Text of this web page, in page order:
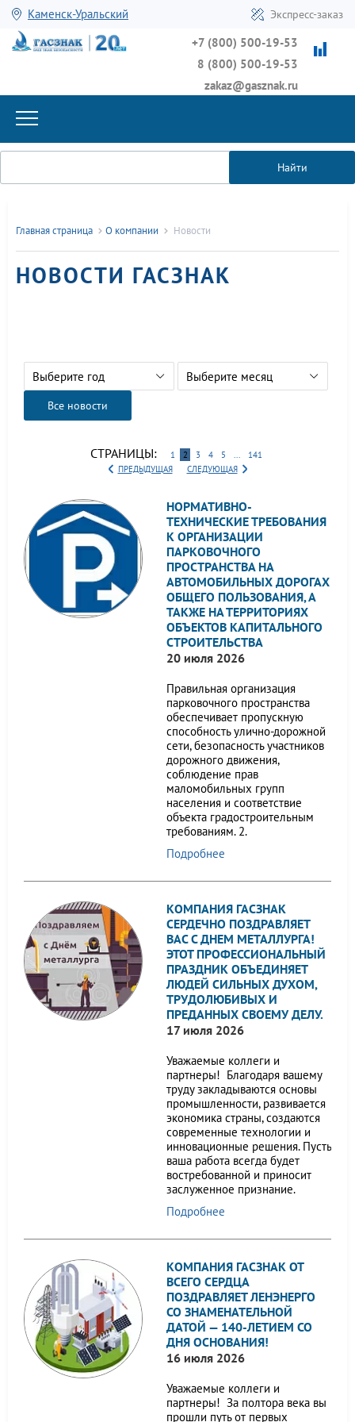
Каменск-Уральский Экспресс-заказ
+7 (800) 500-19-53
8 (800) 500-19-53
zakaz@gasznak.ru
Найти
Главная страница О компании Новости
НОВОСТИ ГАСЗНАК
Выберите год Выберите месяц
Все новости
СТРАНИЦЫ: 1 2 3 4 5 ...
141
ПРЕДЫДУЩАЯ
СЛЕДУЮЩАЯ
НОРМАТИВНО-
ТЕХНИЧЕСКИЕ ТРЕБОВАНИЯ
К ОРГАНИЗАЦИИ
ПАРКОВОЧНОГО
ПРОСТРАНСТВА НА
АВТОМОБИЛЬНЫХ ДОРОГАХ
ОБЩЕГО ПОЛЬЗОВАНИЯ, А
ТАКЖЕ НА ТЕРРИТОРИЯХ
ОБЪЕКТОВ КАПИТАЛЬНОГО
СТРОИТЕЛЬСТВА
20 июля 2026
Правильная организация
парковочного пространства
обеспечивает пропускную
способность улично-дорожной
сети, безопасность участников
дорожного движения,
соблюдение прав
маломобильных групп
населения и соответствие
объекта градостроительным
требованиям. 2.
Подробнее
КОМПАНИЯ ГАСЗНАК
СЕРДЕЧНО ПОЗДРАВЛЯЕТ
ВАС С ДНЕМ МЕТАЛЛУРГА!
ЭТОТ ПРОФЕССИОНАЛЬНЫЙ
ПРАЗДНИК ОБЪЕДИНЯЕТ
ЛЮДЕЙ СИЛЬНЫХ ДУХОМ,
ТРУДОЛЮБИВЫХ И
ПРЕДАННЫХ СВОЕМУ ДЕЛУ.
17 июля 2026
Уважаемые коллеги и
партнеры! Благодаря вашему
труду закладываются основы
промышленности, развивается
экономика страны, создаются
современные технологии и
инновационные решения. Пусть
ваша работа всегда будет
востребованной и приносит
заслуженное признание.
Подробнее
КОМПАНИЯ ГАСЗНАК ОТ
ВСЕГО СЕРДЦА
ПОЗДРАВЛЯЕТ ЛЕНЭНЕРГО
СО ЗНАМЕНАТЕЛЬНОЙ
ДАТОЙ — 140-ЛЕТИЕМ СО
ДНЯ ОСНОВАНИЯ!
16 июля 2026
Уважаемые коллеги и
партнеры! За полтора века вы
прошли путь от первых